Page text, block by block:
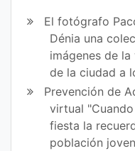
en
Fa
ce
bo
ok
ir
en
Tw
itt
er
El fotógrafo
Dénia una
imágenes de
de la ciudad a
Prevención de
virtual
fiesta la
población joven